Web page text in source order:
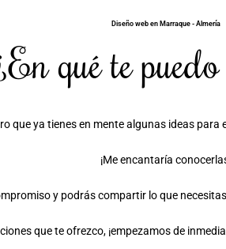
Diseño web en Marraque - Almería
qué te
que ya tienes en mente algunas ideas para
¡Me encantaría
y podrás compartir lo que
que te ofrezco, ¡empezamos de